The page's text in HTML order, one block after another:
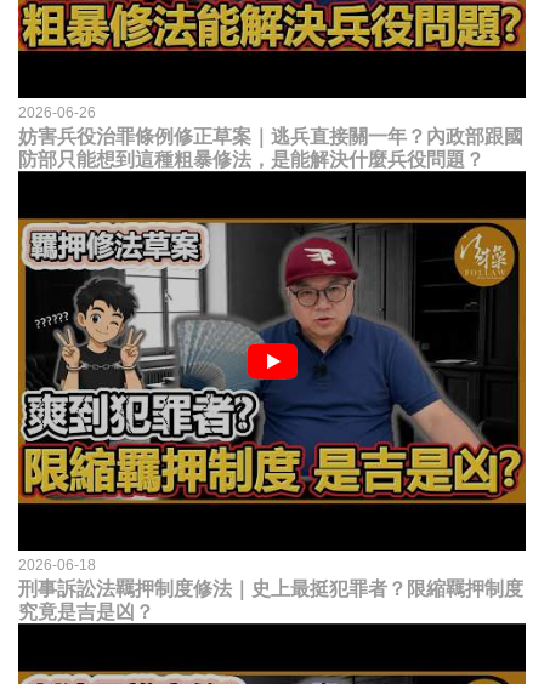
2026-06-26
妨害兵役治罪條例修正草案｜逃兵直接關一年？內政部跟國
防部只能想到這種粗暴修法，是能解決什麼兵役問題？
2026-06-18
刑事訴訟法羈押制度修法｜史上最挺犯罪者？限縮羈押制度
究竟是吉是凶？